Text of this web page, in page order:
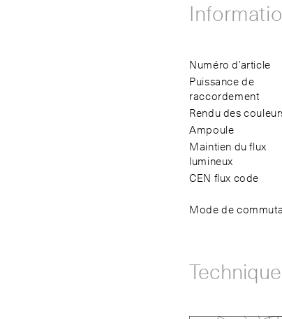
Numéro d’article
Puissance de
raccordement
Rendu des
Ampoule
Maintien du flux
lumineux
CEN flux code
Mode de